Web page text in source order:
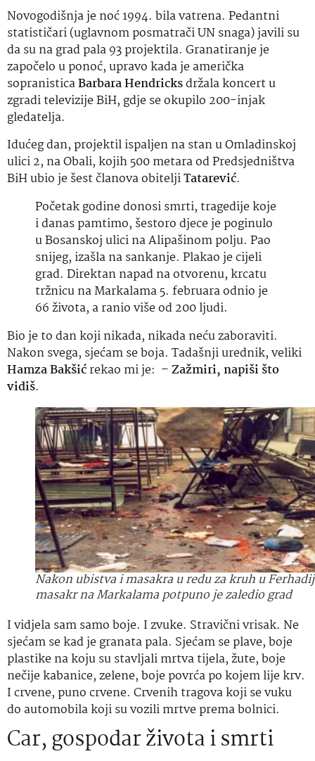
Novogodišnja je noć 1994. bila vatrena. Pedantni
statističari (uglavnom posmatrači UN snaga) javili su
da su na grad pala 93 projektila. Granatiranje je
započelo u ponoć, upravo kada je američka
sopranisticaBarbara Hendricksdržala koncert u
zgradi televizije BiH, gdje se okupilo 200-injak
gledatelja.
Idućeg dan, projektil ispaljen na stan u Omladinskoj
ulici 2, na Obali, kojih 500 metara od Predsjedništva
BiH ubio je šest članova obiteljiTatarević.
Početak godine donosi smrti, tragedije koje
i danas pamtimo, šestoro djece je poginulo
u Bosanskoj ulici na Alipašinom polju. Pao
snijeg, izašla na sankanje. Plakao je cijeli
grad. Direktan napad na otvorenu, krcatu
tržnicu na Markalama 5. februara odnio je
66 života, a ranio više od 200 ljudi.
Bio je to dan koji nikada, nikada neću zaboraviti.
Nakon svega, sjećam se boja. Tadašnji urednik, veliki
Hamza Bakšićrekao mi je: –Zažmiri, napiši što
vidiš.
Nakon ubistva i masakra u redu za kruh u
masakr na Markalama potpuno je zaledio grad
I vidjela sam samo boje. I zvuke. Stravični vrisak. Ne
sjećam se kad je granata pala. Sjećam se plave, boje
plastike na koju su stavljali mrtva tijela, žute, boje
nečije kabanice, zelene, boje povrća po kojem lije krv.
I crvene, puno crvene. Crvenih tragova koji se vuku
do automobila koji su vozili mrtve prema bolnici.
Car, gospodar života i smrti